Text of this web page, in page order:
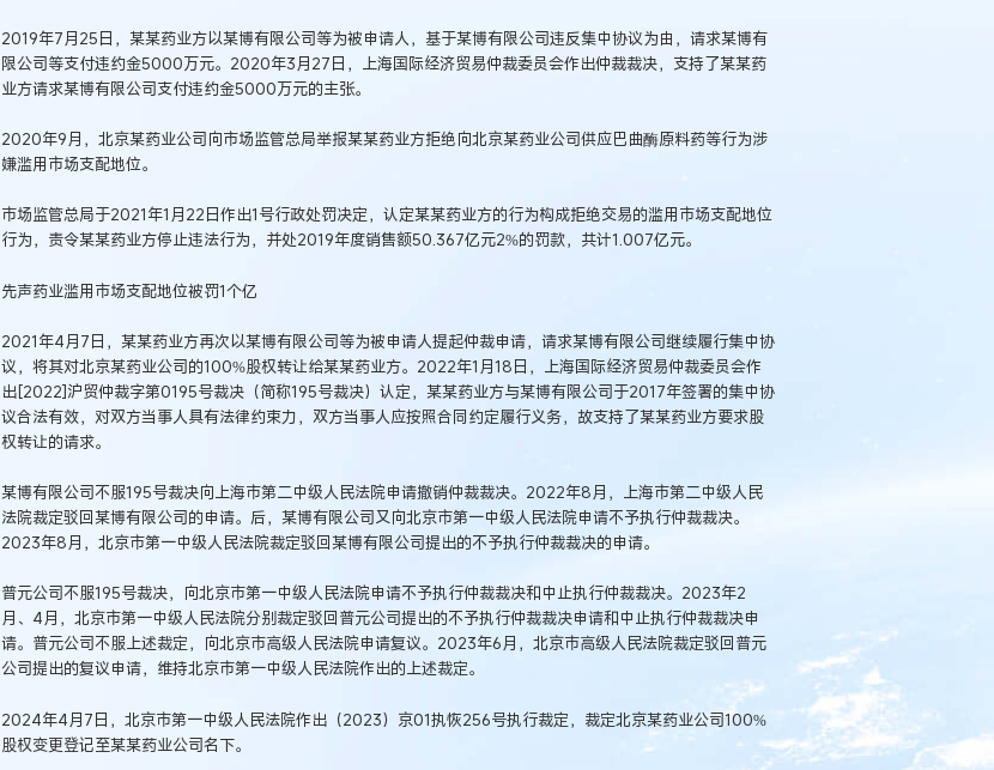
2019年7月25日，某某药业方以某博有限公司等为被申请人，基于某博有限公司违反集中协议为由，请求某博有
限公司等支付违约金5000万元。2020年3月27日，上海国际经济贸易仲裁委员会作出仲裁裁决，支持了某某药
业方请求某博有限公司支付违约金5000万元的主张。
2020年9月，北京某药业公司向市场监管总局举报某某药业方拒绝向北京某药业公司供应巴曲酶原料药等行为涉
嫌滥用市场支配地位。
市场监管总局于2021年1月22日作出1号行政处罚决定，认定某某药业方的行为构成拒绝交易的滥用市场支配地位
行为，责令某某药业方停止违法行为，并处2019年度销售额50.367亿元2%的罚款，共计1.007亿元。
先声药业滥用市场支配地位被罚1个亿
2021年4月7日，某某药业方再次以某博有限公司等为被申请人提起仲裁申请，请求某博有限公司继续履行集中协
议，将其对北京某药业公司的100%股权转让给某某药业方。2022年1月18日，上海国际经济贸易仲裁委员会作
出[2022]沪贸仲裁字第0195号裁决（简称195号裁决）认定，某某药业方与某博有限公司于2017年签署的集中协
议合法有效，对双方当事人具有法律约束力，双方当事人应按照合同约定履行义务，故支持了某某药业方要求股
权转让的请求。
某博有限公司不服195号裁决向上海市第二中级人民法院申请撤销仲裁裁决。2022年8月，上海市第二中级人民
法院裁定驳回某博有限公司的申请。后，某博有限公司又向北京市第一中级人民法院申请不予执行仲裁裁决。
2023年8月，北京市第一中级人民法院裁定驳回某博有限公司提出的不予执行仲裁裁决的申请。
普元公司不服195号裁决，向北京市第一中级人民法院申请不予执行仲裁裁决和中止执行仲裁裁决。2023年2
月、4月，北京市第一中级人民法院分别裁定驳回普元公司提出的不予执行仲裁裁决申请和中止执行仲裁裁决申
请。普元公司不服上述裁定，向北京市高级人民法院申请复议。2023年6月，北京市高级人民法院裁定驳回普元
公司提出的复议申请，维持北京市第一中级人民法院作出的上述裁定。
2024年4月7日，北京市第一中级人民法院作出（2023）京01执恢256号执行裁定，裁定北京某药业公司100%
股权变更登记至某某药业公司名下。